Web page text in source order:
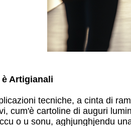
Artigianali
tecniche, a cinta di
cum'è cartoline di auguri
o u sonu, aghjunghjendu